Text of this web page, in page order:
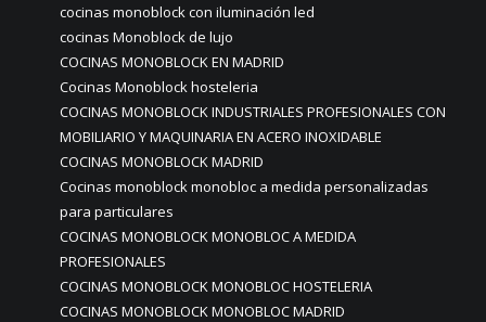
cocinas monoblock con iluminación led
cocinas Monoblock de lujo
COCINAS MONOBLOCK EN MADRID
Cocinas Monoblock hosteleria
COCINAS MONOBLOCK INDUSTRIALES PROFESIONALES CON
MOBILIARIO Y MAQUINARIA EN ACERO INOXIDABLE
COCINAS MONOBLOCK MADRID
Cocinas monoblock monobloc a medida personalizadas
para particulares
COCINAS MONOBLOCK MONOBLOC A MEDIDA
PROFESIONALES
COCINAS MONOBLOCK MONOBLOC HOSTELERIA
COCINAS MONOBLOCK MONOBLOC MADRID